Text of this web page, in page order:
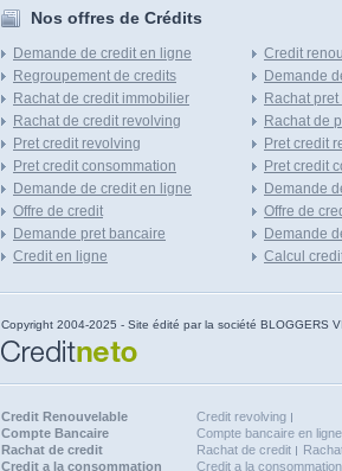
Nos offres de Crédits
Demande de credit en ligne
Regroupement de credits
Rachat de credit immobilier
Rachat de credit revolving
Pret credit revolving
Pret credit consommation
Demande de credit en ligne
Offre de credit
Demande pret bancaire
Credit en ligne
Credit
Demande
Rachat pret
Rachat de
Pret credit
Pret credit
Demande
Offre de
Demande
Calcul
Copyright 2004-2025 - Site édité par la société BLOGGERS
Credit Renouvelable
Credit revolving
Compte Bancaire
Compte bancaire en ligne
Rachat de credit
Rachat de credit
Credit a la consommation
Credit a la consommation